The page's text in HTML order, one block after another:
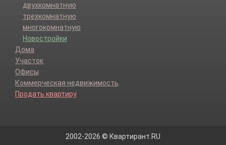
двухкомнатную
трехкомнатную
многокомнатную
Новостройки
Дома
Участок
Офисы
Коммерческая недвижимость
Продать квартиру
2002-2026 © Квартирант.RU